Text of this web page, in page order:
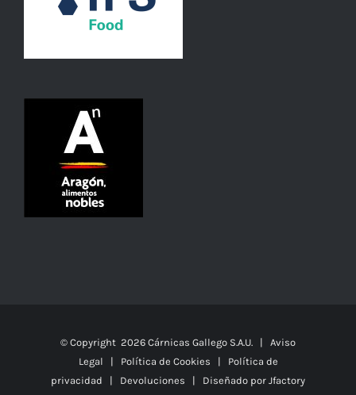
© Copyright 2026 Cárnicas Gallego S.A.U. | Aviso
Legal | Política de Cookies | Política de
privacidad | Devoluciones | Diseñado por Jfactory